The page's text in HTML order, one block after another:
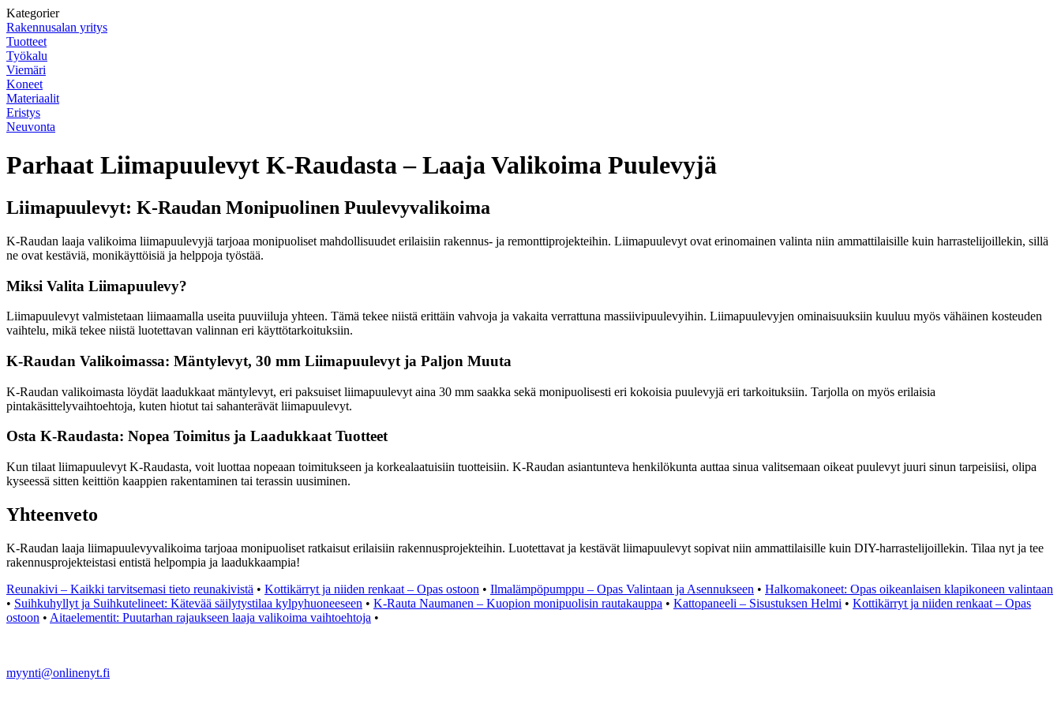
Kategorier
Rakennusalan yritys
Tuotteet
Työkalu
Viemäri
Koneet
Materiaalit
Eristys
Neuvonta
Parhaat Liimapuulevyt K-Raudasta – Laaja Valikoima Puulevyjä
Liimapuulevyt: K-Raudan Monipuolinen Puulevyvalikoima
K-Raudan laaja valikoima liimapuulevyjä tarjoaa monipuoliset mahdollisuudet erilaisiin rakennus- ja remonttiprojekteihin. Liimapuulevyt ovat erinomainen valinta niin ammattilaisille kuin harrastelijoillekin, sillä
ne ovat kestäviä, monikäyttöisiä ja helppoja työstää.
Miksi Valita Liimapuulevy?
Liimapuulevyt valmistetaan liimaamalla useita puuviiluja yhteen. Tämä tekee niistä erittäin vahvoja ja vakaita verrattuna massiivipuulevyihin. Liimapuulevyjen ominaisuuksiin kuuluu myös vähäinen kosteuden
vaihtelu, mikä tekee niistä luotettavan valinnan eri käyttötarkoituksiin.
K-Raudan Valikoimassa: Mäntylevyt, 30 mm Liimapuulevyt ja Paljon Muuta
K-Raudan valikoimasta löydät laadukkaat mäntylevyt, eri paksuiset liimapuulevyt aina 30 mm saakka sekä monipuolisesti eri kokoisia puulevyjä eri tarkoituksiin. Tarjolla on myös erilaisia
pintakäsittelyvaihtoehtoja, kuten hiotut tai sahanterävät liimapuulevyt.
Osta K-Raudasta: Nopea Toimitus ja Laadukkaat Tuotteet
Kun tilaat liimapuulevyt K-Raudasta, voit luottaa nopeaan toimitukseen ja korkealaatuisiin tuotteisiin. K-Raudan asiantunteva henkilökunta auttaa sinua valitsemaan oikeat puulevyt juuri sinun tarpeisiisi, olipa
kyseessä sitten keittiön kaappien rakentaminen tai terassin uusiminen.
Yhteenveto
K-Raudan laaja liimapuulevyvalikoima tarjoaa monipuoliset ratkaisut erilaisiin rakennusprojekteihin. Luotettavat ja kestävät liimapuulevyt sopivat niin ammattilaisille kuin DIY-harrastelijoillekin. Tilaa nyt ja tee
rakennusprojekteistasi entistä helpompia ja laadukkaampia!
Reunakivi – Kaikki tarvitsemasi tieto reunakivistä • Kottikärryt ja niiden renkaat – Opas ostoon • Ilmalämpöpumppu – Opas Valintaan ja Asennukseen • Halkomakoneet: Opas oikeanlaisen klapikoneen valintaan
• Suihkuhyllyt ja Suihkutelineet: Kätevää säilytystilaa kylpyhuoneeseen • K-Rauta Naumanen – Kuopion monipuolisin rautakauppa • Kattopaneeli – Sisustuksen Helmi • Kottikärryt ja niiden renkaat – Opas
ostoon • Aitaelementit: Puutarhan rajaukseen laaja valikoima vaihtoehtoja •
myynti@onlinenyt.fi